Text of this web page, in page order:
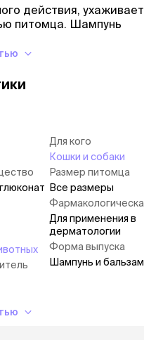
действия,
питомца. Шампунь
Для кого
Кошки и собаки
Размер питомца
Все размеры
Для применения в
дерматологии
Форма выпуска
Шампунь и бальзам